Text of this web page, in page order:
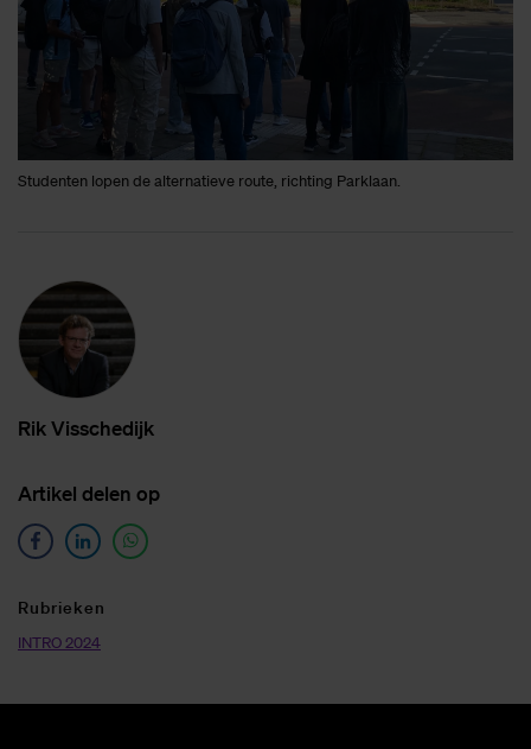
Studenten lopen de alternatieve route, richting Parklaan.
Rik Vis­sche­dijk
Ar­ti­kel de­len op
Ru­brie­ken
INTRO 2024